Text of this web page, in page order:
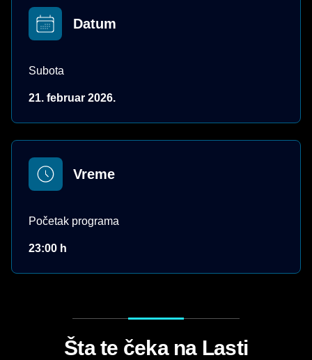
Datum
Subota
21. februar 2026.
Vreme
Početak programa
23:00 h
Šta te čeka na Lasti